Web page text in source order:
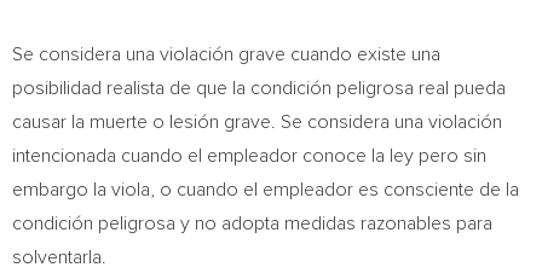
Se considera una violación grave cuando existe una
posibilidad realista de que la condición peligrosa real pueda
causar la muerte o lesión grave. Se considera una violación
intencionada cuando el empleador conoce la ley pero sin
embargo la viola, o cuando el empleador es consciente de la
condición peligrosa y no adopta medidas razonables para
solventarla.